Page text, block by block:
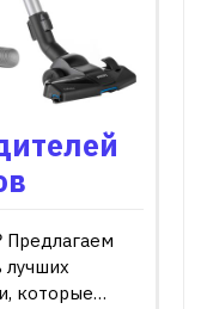
Предлагаем
которые…